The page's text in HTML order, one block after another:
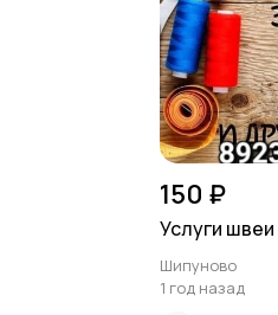
150 ₽
Услуги швеи
Шипуново
1 год назад